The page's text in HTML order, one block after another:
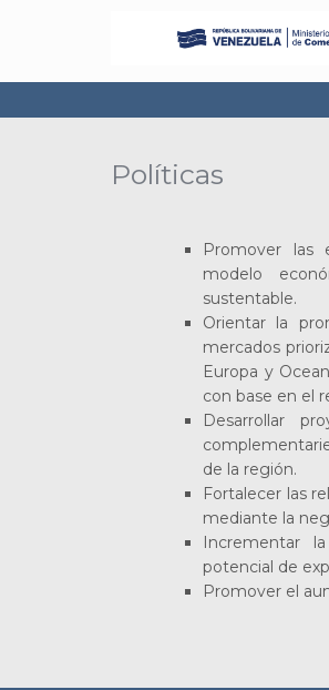
Políticas
Promover las
modelo
sustentable.
Orientar la
mercados
Europa y
con base en el
Desarrollar
de la región.
Fortalecer las
mediante la
Incrementar
potencial de
Promover el